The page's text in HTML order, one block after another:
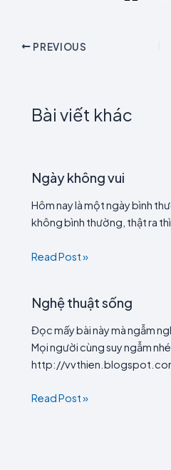
PREVIOUS
Bài viết khác
Ngày không vui
Hôm nay là một ngày bình
không bình thường, thật ra
Read Post »
Nghệ thuật sống
Đọc mấy bài này mà ngẫm
Mọi người cùng suy ngẫm nhé
http://
Read Post »